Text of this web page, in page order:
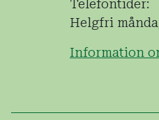
Telefontider:
Helgfri
Information